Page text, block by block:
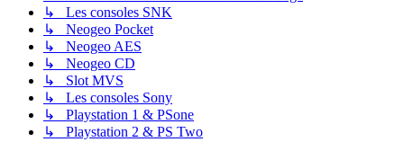
↳ Les consoles SNK
↳ Neogeo Pocket
↳ Neogeo AES
↳ Neogeo CD
↳ Slot MVS
↳ Les consoles Sony
↳ Playstation 1 & PSone
↳ Playstation 2 & PS Two